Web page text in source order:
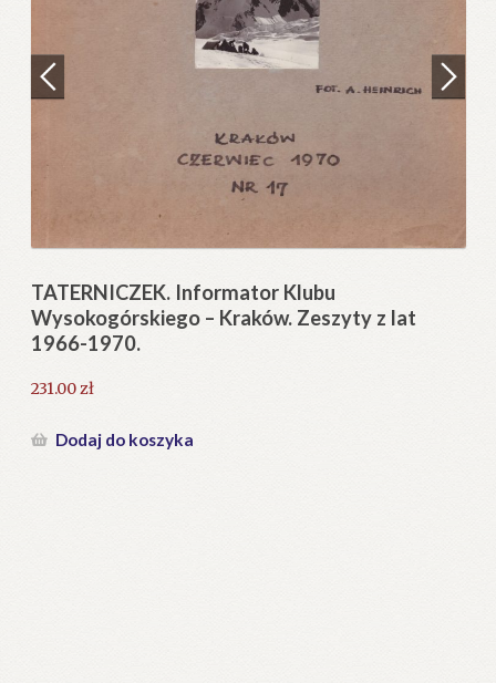
Zamówienie
Help in English
TATERNICZEK. Informator Klubu
Wysokogórskiego – Kraków. Zeszyty z lat
1966-1970.
231.00zł
Dodaj do koszyka